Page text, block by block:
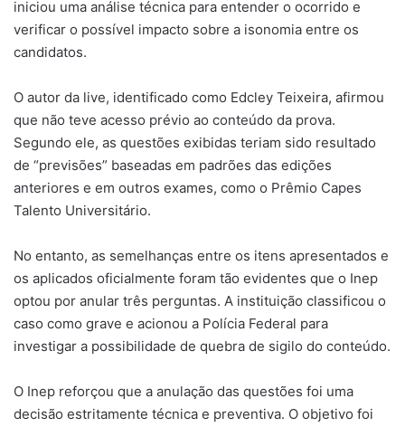
iniciou uma análise técnica para entender o ocorrido e
verificar o possível impacto sobre a isonomia entre os
candidatos.
O autor da live, identificado como Edcley Teixeira, afirmou
que não teve acesso prévio ao conteúdo da prova.
Segundo ele, as questões exibidas teriam sido resultado
de “previsões” baseadas em padrões das edições
anteriores e em outros exames, como o Prêmio Capes
Talento Universitário.
No entanto, as semelhanças entre os itens apresentados e
os aplicados oficialmente foram tão evidentes que o Inep
optou por anular três perguntas. A instituição classificou o
caso como grave e acionou a Polícia Federal para
investigar a possibilidade de quebra de sigilo do conteúdo.
O Inep reforçou que a anulação das questões foi uma
decisão estritamente técnica e preventiva. O objetivo foi